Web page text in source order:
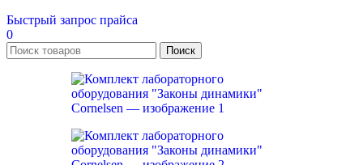
Быстрый запрос прайса
0
Поиск